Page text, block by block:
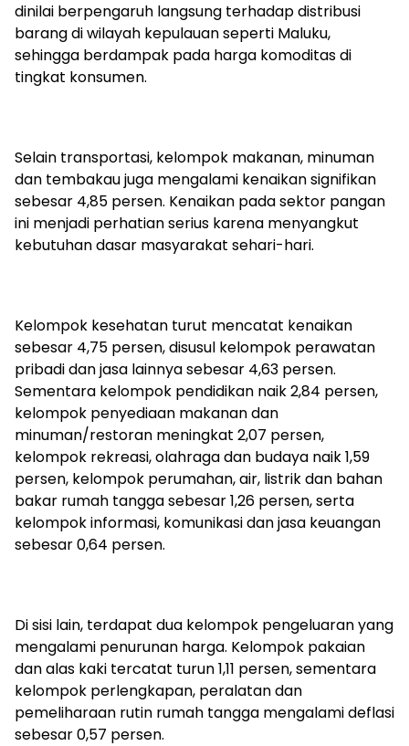
dinilai berpengaruh langsung terhadap distribusi
barang di wilayah kepulauan seperti Maluku,
sehingga berdampak pada harga komoditas di
tingkat konsumen.
Selain transportasi, kelompok makanan, minuman
dan tembakau juga mengalami kenaikan signifikan
sebesar 4,85 persen. Kenaikan pada sektor pangan
ini menjadi perhatian serius karena menyangkut
kebutuhan dasar masyarakat sehari-hari.
Kelompok kesehatan turut mencatat kenaikan
sebesar 4,75 persen, disusul kelompok perawatan
pribadi dan jasa lainnya sebesar 4,63 persen.
Sementara kelompok pendidikan naik 2,84 persen,
kelompok penyediaan makanan dan
minuman/restoran meningkat 2,07 persen,
kelompok rekreasi, olahraga dan budaya naik 1,59
persen, kelompok perumahan, air, listrik dan bahan
bakar rumah tangga sebesar 1,26 persen, serta
kelompok informasi, komunikasi dan jasa keuangan
sebesar 0,64 persen.
Di sisi lain, terdapat dua kelompok pengeluaran yang
mengalami penurunan harga. Kelompok pakaian
dan alas kaki tercatat turun 1,11 persen, sementara
kelompok perlengkapan, peralatan dan
pemeliharaan rutin rumah tangga mengalami deflasi
sebesar 0,57 persen.